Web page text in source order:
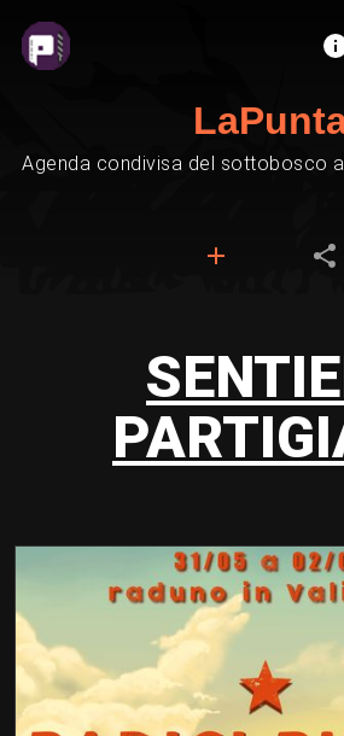
Agenda condivisa del sottobosco